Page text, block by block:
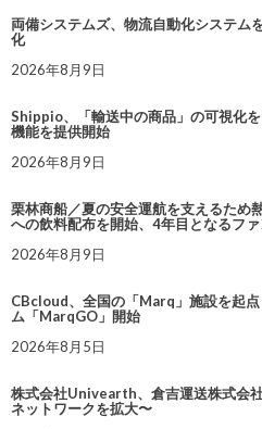
両備システムズ、物流自動化システム
化
2026年8月9日
Shippio、「輸送中の商品」の可視化
機能を提供開始
2026年8月9日
栗林商船／夏の安全運航を支えるため
への飲料配布を開始、4年目となるフ
2026年8月9日
CBcloud、全国の「Marq」施設を起
ム「MarqGO」開始
2026年8月5日
株式会社Univearth、倉吉運送株式会
ネットワークを拡大〜